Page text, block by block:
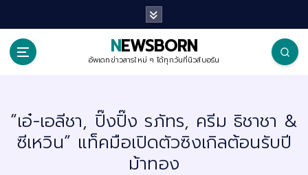
i
NEWSBORN
อัพเดทข่าวสารใหม่ ๆ ได้ทุกวันที่นิวส์บอร์น
“เอ๋-เอลีชา, ปิ๊งปิ๊ง รภัทร, ครีม ธิชาชา &
ซีเหวิน” แท็คมือเปิดตัวซิงเกิลต้อนรับปี
ม้าทอง